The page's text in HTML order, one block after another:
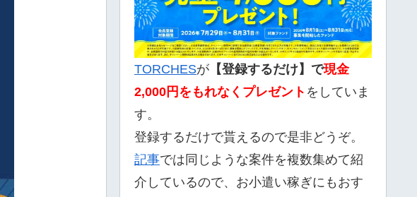
TORCHESが 【登録するだけ】で現金
2,000 円をもれなくプレゼント をしていま
す。
登録するだけで貰えるので是非どうぞ。
記事では同じような案件を複数集めて紹
介しているので、お小遣い稼ぎにもおす